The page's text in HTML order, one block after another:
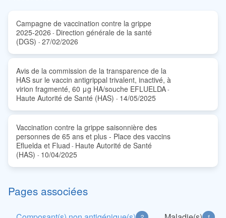
Campagne de vaccination contre la grippe
2025-2026 - Direction générale de la santé
(DGS) -27/02/2026
Avis de la commission de la transparence de la
HAS sur le vaccin antigrippal trivalent, inactivé, à
virion fragmenté, 60 μg HA/souche EFLUELDA-
Haute Autorité de Santé (HAS) - 14/05/2025
Vaccination contre la grippe saisonnière des
personnes de 65 ans et plus - Place des vaccins
Efluelda et Fluad - Haute Autorité de Santé
(HAS) - 10/04/2025
Pages associées